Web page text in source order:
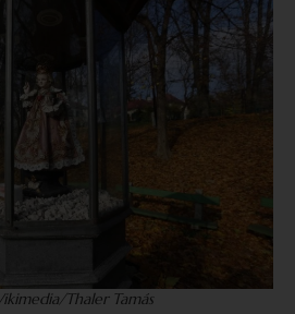
Thaler Tamás